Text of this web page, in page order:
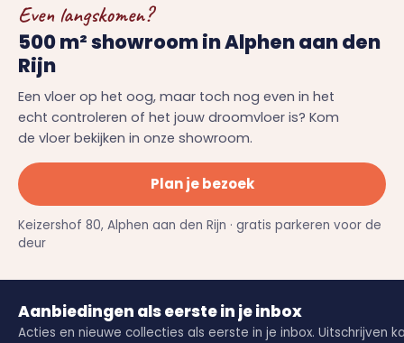
Even langskomen?
500 m² showroom in Alphen aan den
Rijn
Een vloer op het oog, maar toch nog even in het
echt controleren of het jouw droomvloer is? Kom
de vloer bekijken in onze showroom.
Plan je bezoek
Keizershof 80, Alphen aan den Rijn · gratis parkeren voor de
deur
Aanbiedingen als eerste in je inbox
Acties en nieuwe collecties als eerste in je inbox. Uitschrijven